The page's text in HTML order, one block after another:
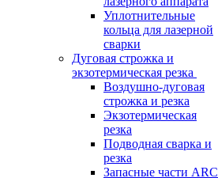
Уплотнительные
кольца для лазерной
сварки
Дуговая строжка и
экзотермическая резка
Воздушно-дуговая
строжка и резка
Экзотермическая
резка
Подводная сварка и
резка
Запасные части ARC